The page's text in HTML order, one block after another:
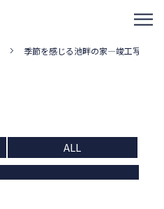
季節を感じる池畔の家―竣工写真を
ALL